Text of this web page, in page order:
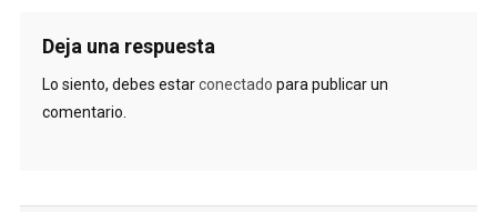
Deja una respuesta
Lo siento, debes estarconectado para publicar un
comentario.